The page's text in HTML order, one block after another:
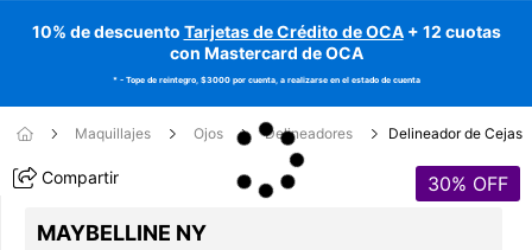
10% de descuento Tarjetas de Crédito de OCA+ 12 cuotas
con Mastercard de OCA
* - Tope de reintegro, $3000 por cuenta, a realizarse en el estado de cuenta
Maquillajes Ojos Delineadores Delineador de Cejas
Compartir 30% OFF
MAYBELLINE NY